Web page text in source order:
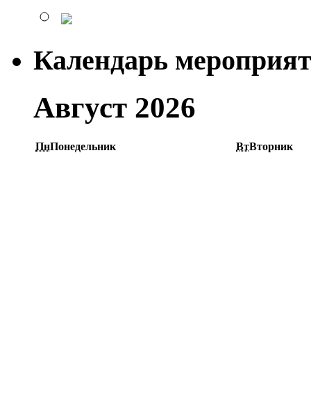
Календарь
Август 2026
ПнПонедельник ВтВторник